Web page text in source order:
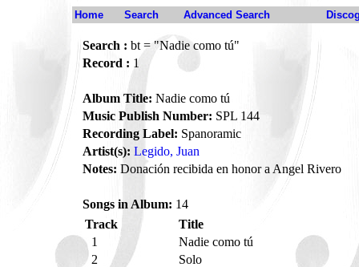
Home Search Advanced Search
Search : bt = "Nadie como tú"
Record : 1
Album Title: Nadie como tú
Music Publish Number: SPL 144
Recording Label: Spanoramic
Artist(s): Legido, Juan
Notes: Donación recibida en honor a Angel Rivero
Songs in Album: 14
Track
Title
1
Nadie como tú
2
Solo